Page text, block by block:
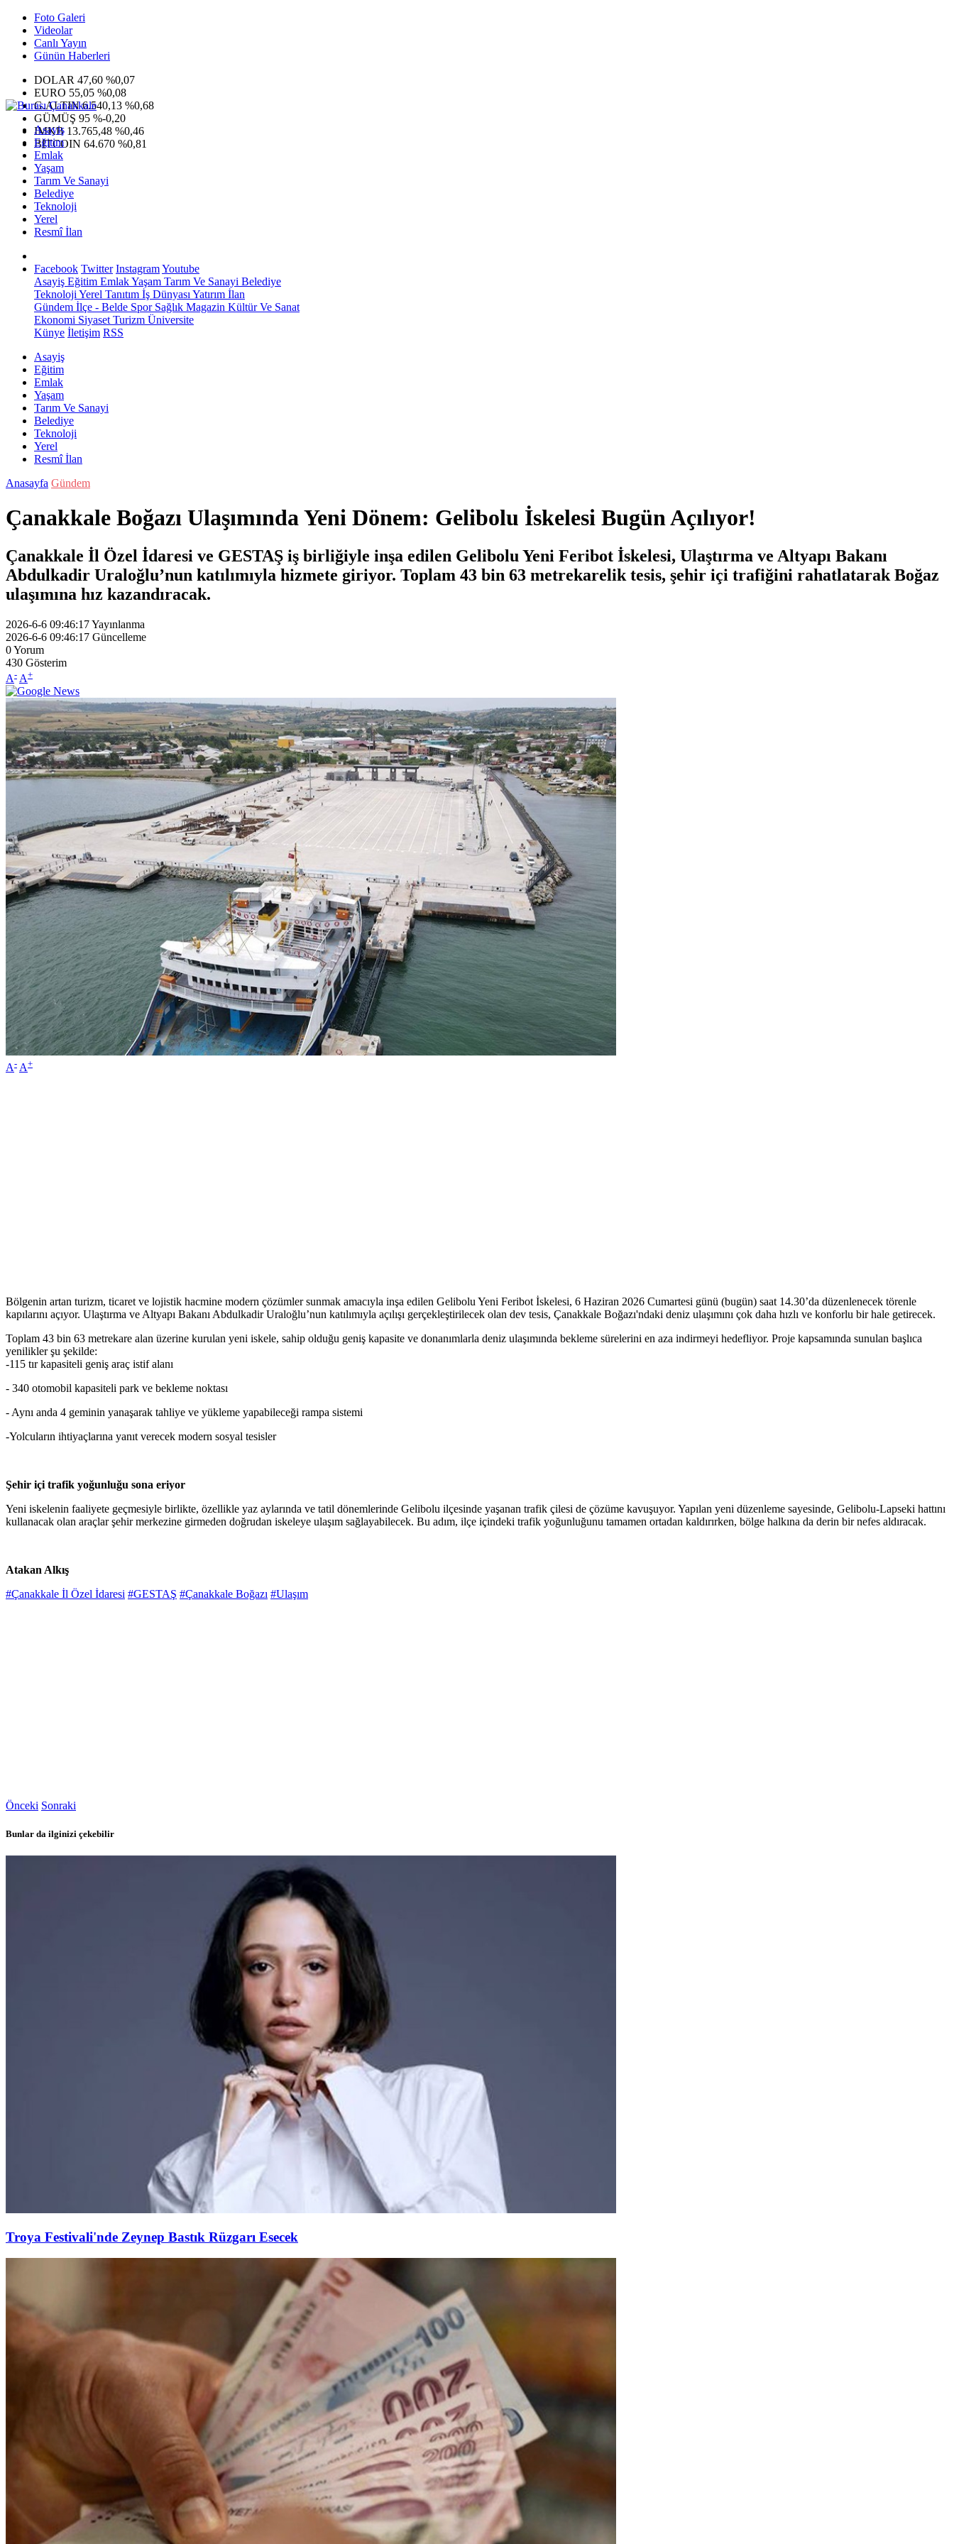
Foto Galeri
Videolar
Canlı Yayın
Günün Haberleri
DOLAR 47,60 %0,07
EURO 55,05 %0,08
G.ALTIN6.540,13 %0,68
GÜMÜŞ 95 %-0,20
IMKB 13.765,48 %0,46
BITCOIN 64.670 %0,81
Asayiş
Eğitim
Emlak
Yaşam
Tarım Ve Sanayi
Belediye
Teknoloji
Yerel
Resmî İlan
Facebook Twitter InstagramYoutube
Asayiş Eğitim EmlakYaşam Tarım Ve Sanayi Belediye
Teknoloji Yerel Tanıtım İş Dünyası Yatırım İlan
Gündem İlçe - Belde SporSağlık Magazin Kültür Ve Sanat
Ekonomi Siyaset Turizm Üniversite
Künye İletişim RSS
Asayiş
Eğitim
Emlak
Yaşam
Tarım Ve Sanayi
Belediye
Teknoloji
Yerel
Resmî İlan
Anasayfa Gündem
Çanakkale Boğazı Ulaşımında Yeni Dönem: Gelibolu İskelesi Bugün Açılıyor!
Çanakkale İl Özel İdaresi ve GESTAŞ iş birliğiyle inşa edilen Gelibolu Yeni Feribot İskelesi, Ulaştırma ve Altyapı Bakanı
Abdulkadir Uraloğlu’nun katılımıyla hizmete giriyor. Toplam 43 bin 63 metrekarelik tesis, şehir içi trafiğini rahatlatarak Boğaz
ulaşımına hız kazandıracak.
2026-6-6 09:46:17Yayınlanma
2026-6-6 09:46:17 Güncelleme
0Yorum
430 Gösterim
A- A+
A- A+
Bölgenin artan turizm, ticaret ve lojistik hacmine modern çözümler sunmak amacıyla inşa edilen Gelibolu Yeni Feribot İskelesi, 6 Haziran 2026 Cumartesi günü (bugün) saat 14.30’da düzenlenecek törenle
kapılarını açıyor. Ulaştırma ve Altyapı Bakanı Abdulkadir Uraloğlu’nun katılımıyla açılışı gerçekleştirilecek olan dev tesis, Çanakkale Boğazı'ndaki deniz ulaşımını çok daha hızlı ve konforlu bir hale getirecek.
Toplam 43 bin 63 metrekare alan üzerine kurulan yeni iskele, sahip olduğu geniş kapasite ve donanımlarla deniz ulaşımında bekleme sürelerini en aza indirmeyi hedefliyor. Proje kapsamında sunulan başlıca
yenilikler şu şekilde:
-115 tır kapasiteli geniş araç istif alanı
- 340 otomobil kapasiteli park ve bekleme noktası
- Aynı anda 4 geminin yanaşarak tahliye ve yükleme yapabileceği rampa sistemi
-Yolcuların ihtiyaçlarına yanıt verecek modern sosyal tesisler
Şehir içi trafik yoğunluğu sona eriyor
Yeni iskelenin faaliyete geçmesiyle birlikte, özellikle yaz aylarında ve tatil dönemlerinde Gelibolu ilçesinde yaşanan trafik çilesi de çözüme kavuşuyor. Yapılan yeni düzenleme sayesinde, Gelibolu-Lapseki hattını
kullanacak olan araçlar şehir merkezine girmeden doğrudan iskeleye ulaşım sağlayabilecek. Bu adım, ilçe içindeki trafik yoğunluğunu tamamen ortadan kaldırırken, bölge halkına da derin bir nefes aldıracak.
Atakan Alkış
#Çanakkale İl Özel İdaresi #GESTAŞ #Çanakkale Boğazı #Ulaşım
Önceki Sonraki
Bunlar da ilginizi çekebilir
Troya Festivali'nde Zeynep Bastık Rüzgarı Esecek